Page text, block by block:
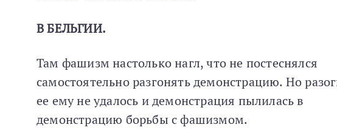
В БЕЛЬГИИ.
Там фашизм настолько нагл, что не постеснялся
самостоятельно разгонять демонстрацию. Но
ее ему не удалось и демонстрация пылилась в
демонстрацию борьбы с фашизмом.